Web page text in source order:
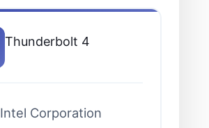
Thunderbolt 4
Intel Corporation